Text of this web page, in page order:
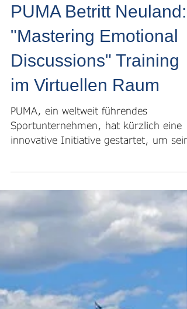
Carsten Hartmann
26. Juni 2023
PUMA Betritt Neuland:
"Mastering Emotional
im Virtuellen Raum
PUMA, ein weltweit führendes
Sportunternehmen, hat kürzlich eine
innovative Initiative gestartet, um sein
Team weiterzubilden und...